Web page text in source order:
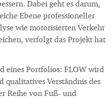
Dabei geht es darum,
Ebene professioneller
wie motorisierten Verkehr
verfolgt das Projekt hat
eines Portfolios: FLOW wird
qualitatives Verständnis des
Reihe von Fuß- und